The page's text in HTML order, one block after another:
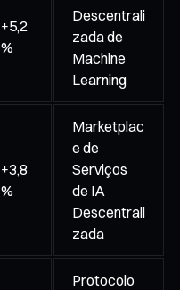
+5,2
%
Descentrali
zada de
Machine
Learning
+3,8
%
Marketplac
e de
Serviços
de IA
Descentrali
zada
Protocolo